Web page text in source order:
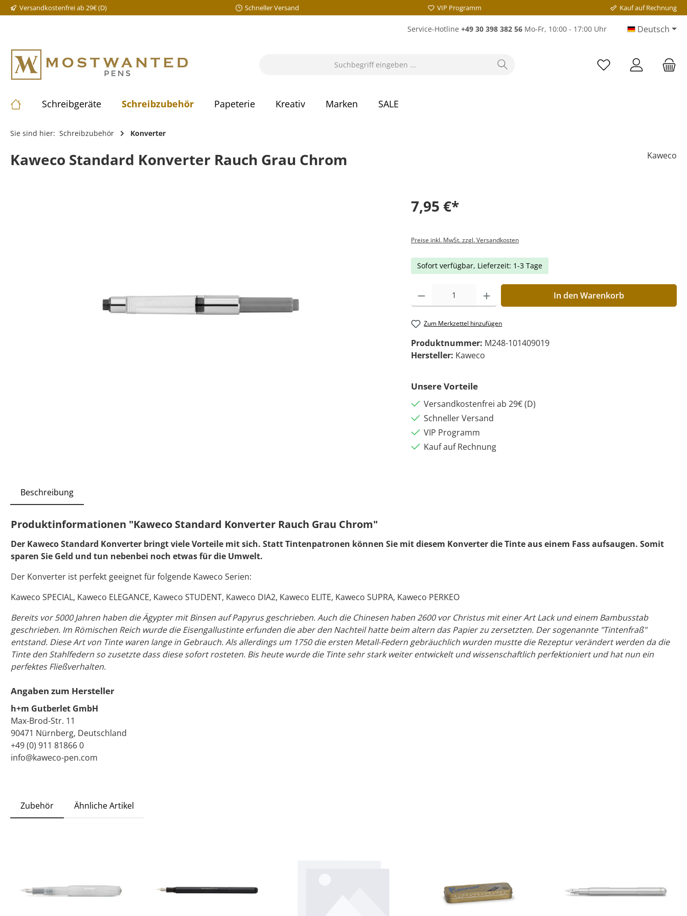
Versandkostenfrei ab 29€ (D) Schneller Versand VIP Programm Kauf auf Rechnung
Service-Hotline +49 30 398 382 56 Mo-Fr, 10:00 - 17:00 Uhr Deutsch
Schreibgeräte Schreibzubehör Papeterie Kreativ Marken SALE
Sie sind hier: Schreibzubehör Konverter
Kaweco Standard Konverter Rauch Grau Chrom Kaweco
7,95 €*
Preise inkl. MwSt. zzgl. Versandkosten
Sofort verfügbar, Lieferzeit: 1-3 Tage
In den Warenkorb
Zum Merkzettel hinzufügen
Produktnummer: M248-101409019
Hersteller: Kaweco
Unsere Vorteile
Versandkostenfrei ab 29€ (D)
Schneller Versand
VIP Programm
Kauf auf Rechnung
Beschreibung
Produktinformationen "Kaweco Standard Konverter Rauch Grau Chrom"
Der Kaweco Standard Konverter bringt viele Vorteile mit sich. Statt Tintenpatronen können Sie mit diesem Konverter die Tinte aus einem Fass aufsaugen. Somit
sparen Sie Geld und tun nebenbei noch etwas für die Umwelt.
Der Konverter ist perfekt geeignet für folgende Kaweco Serien:
Kaweco SPECIAL, Kaweco ELEGANCE, Kaweco STUDENT, Kaweco DIA2, Kaweco ELITE, Kaweco SUPRA, Kaweco PERKEO
Bereits vor 5000 Jahren haben die Ägypter mit Binsen auf Papyrus geschrieben. Auch die Chinesen haben 2600 vor Christus mit einer Art Lack und einem Bambusstab
geschrieben. Im Römischen Reich wurde die Eisengallustinte erfunden die aber den Nachteil hatte beim altern das Papier zu zersetzten. Der sogenannte "Tintenfraß"
entstand. Diese Art von Tinte waren lange in Gebrauch. Als allerdings um 1750 die ersten Metall-Federn gebräuchlich wurden mustte die Rezeptur verändert werden da die
Tinte den Stahlfedern so zusetzte dass diese sofort rosteten. Bis heute wurde die Tinte sehr stark weiter entwickelt und wissenschaftlich perfektioniert und hat nun ein
perfektes Fließverhalten.
Angaben zum Hersteller
h+m Gutberlet GmbH
Max-Brod-Str. 11
90471 Nürnberg, Deutschland
+49 (0) 911 81866 0
info@kaweco-pen.com
Zubehör Ähnliche Artikel